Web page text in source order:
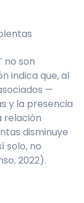
no son
indica que, al
—
y la presencia
relación
disminuye
solo, no
2022).